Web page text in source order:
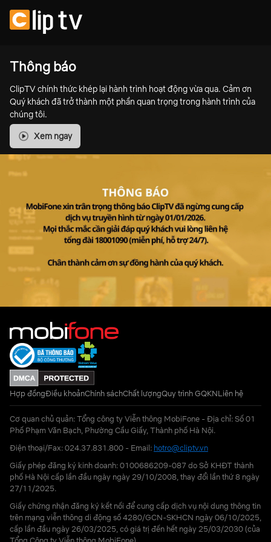
Thông báo
ClipTV chính thức khép lại hành trình hoạt động vừa qua. Cảm ơn
Quý khách đã trở thành một phần quan trọng trong hành trình của
chúng tôi.
Xem ngay
Hợp đồngĐiều khoảnChính sáchChất lượngQuy trình GQKNLiên hệ
Cơ quan chủ quản: Tổng công ty Viễn thông MobiFone - Địa chỉ: Số 01
Phố Phạm Văn Bạch, Phường Cầu Giấy, Thành phố Hà Nội.
Điện thoại/Fax: 024.37.831.800 - Email: hotro@cliptv.vn
Giấy phép đăng ký kinh doanh: 0100686209-087 do Sở KHĐT thành
phố Hà Nội cấp lần đầu ngày ngày 29/10/2008, thay đổi lần thứ 8 ngày
27/11/2025.
Giấy chứng nhận đăng ký kết nối để cung cấp dịch vụ nội dung thông tin
trên mạng viễn thông di động số 4280/GCN-SKHCN ngày 06/10/2025,
cấp lần đầu ngày 26/03/2025, có giá trị đến hết ngày 25/03/2030 (của